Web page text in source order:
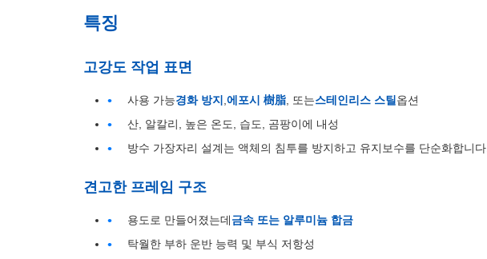
특징
고강도 작업 표면
사용 가능경화 방지 에포시 樹脂 , 또는스테인리스 스틸 옵션
산, 알칼리, 높은 온도, 습도, 곰팡이에 내성
방수 가장자리 설계는 액체의 침투를 방지하고 유지보수를 단순화합니다.
견고한 프레임 구조
용도로 만들어졌는데금속 또는 알루미늄 합금
탁월한 부하 운반 능력 및 부식 저항성